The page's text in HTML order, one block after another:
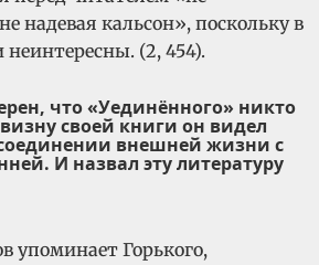
надевая кальсон», поскольку в
неинтересны. (2, 454).
что «Уединённого» никто
своей книги он видел
внешней жизни с
И назвал эту литературу
упоминает Горького,